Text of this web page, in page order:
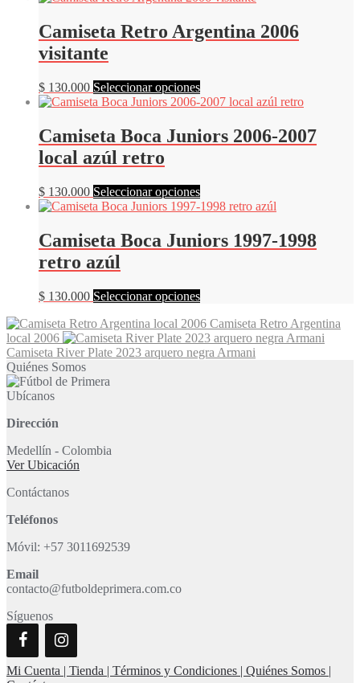
Camiseta Retro Argentina 2006
visitante
$ 130.000 Seleccionar opcionesEste
producto
múltiples
variantes.
se
pueden
elegir
en
la
producto
Camiseta Boca Juniors 2006-2007
local azúl retro
$ 130.000 Seleccionar opcionesEste
producto
múltiples
variantes.
se
pueden
elegir
en
la
Camiseta Boca Juniors 1997-1998
retro azúl
$ 130.000 Seleccionar opcionesEste
tiene
múltiples
variantes.
Camiseta Retro Argentina
local 2006
Camiseta River Plate 2023 arquero negra Armani
Quiénes Somos
Ubícanos
Dirección
Medellín - Colombia
Ver Ubicación
Contáctanos
Teléfonos
Móvil: +57 3011692539
Email
contacto@futboldeprimera.com.co
Síguenos
Mi Cuenta | Tienda | Términos y Condiciones | Quiénes Somos |